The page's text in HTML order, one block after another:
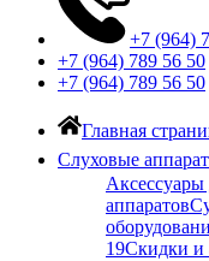
+7 (964)
+7 (964) 789 56 50
+7 (964) 789 56 50
Главная
Слуховые
Аксессуары
аппаратов
19Скидки и